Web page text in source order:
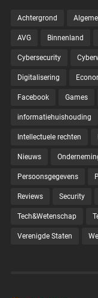
Achtergrond
AVG Binnenland
Cybersecurity
Digitalisering
Facebook Games
informatiehuishouding
Intellectuele rechten
Nieuws
Persoonsgegevens
Reviews Security
Tech&Wetenschap
Verenigde Staten